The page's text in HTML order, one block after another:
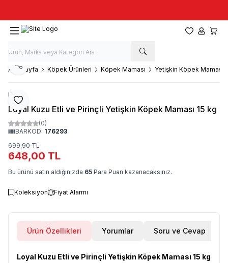
Favorilerim
Hesabım
Ana Sayfa Köpek Ürünleri Köpek Maması Yetişkin Köpek Maması
Favoriye Ekle
Paylaş
Loyal
Loyal Kuzu Etli ve Pirinçli Yetişkin Köpek Maması 15 kg
(0)
BARKOD: 176293
699,90TL
648,00 TL
Bu ürünü satın aldığınızda 65 Para Puan kazanacaksınız.
Koleksiyon Fiyat Alarmı
Ürün Özellikleri Yorumlar Soru ve Cevap
Loyal Kuzu Etli ve Pirinçli Yetişkin Köpek Maması 15 kg